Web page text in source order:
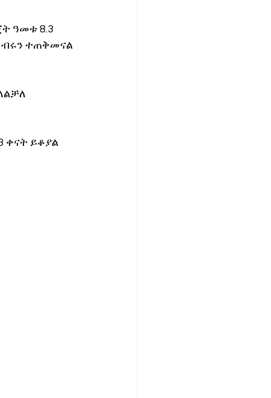
ዓመቱ 8.3
ብሩን ተጠቅመናል
ቀናት ይቆያል